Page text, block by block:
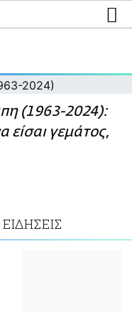
(1963-2024):
είσαι γεμάτος,